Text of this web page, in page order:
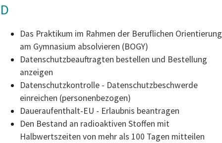
D
Das Praktikum im Rahmen der Beruflichen Orientierung
am Gymnasium absolvieren (BOGY)
Datenschutzbeauftragten bestellen und Bestellung
anzeigen
Datenschutzkontrolle - Datenschutzbeschwerde
einreichen (personenbezogen)
Daueraufenthalt-EU - Erlaubnis beantragen
Den Bestand an radioaktiven Stoffen mit
Halbwertszeiten von mehr als 100 Tagen mitteilen